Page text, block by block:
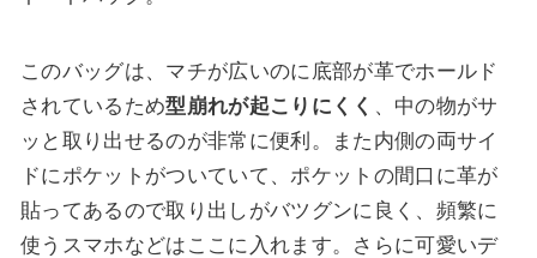
このバッグは、マチが広いのに底部が革でホールド
されているため型崩れが起こりにくく 、中の物がサ
ッと取り出せるのが非常に便利。また内側の両サイ
ドにポケットがついていて、ポケットの間口に革が
貼ってあるので取り出しがバツグンに良く、頻繁に
使うスマホなどはここに入れます。さらに可愛いデ